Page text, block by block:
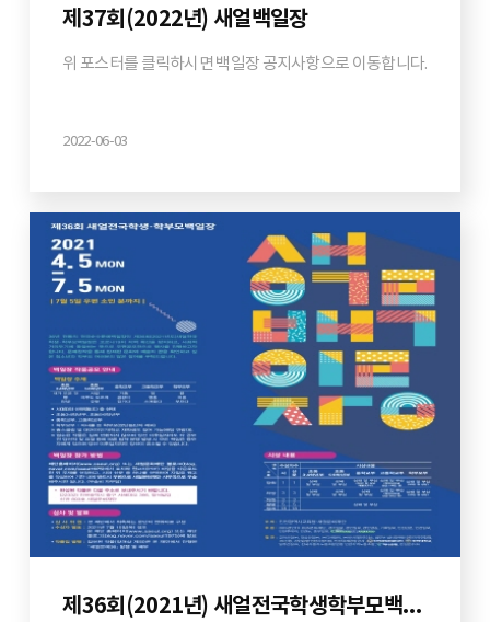
제37회(2022년) 새얼백일장
위 포스터를 클릭하시면 백일장 공지사항으로 이동합니다.
2022-06-03
제36회(2021년) 새얼전국학생학부모백일장